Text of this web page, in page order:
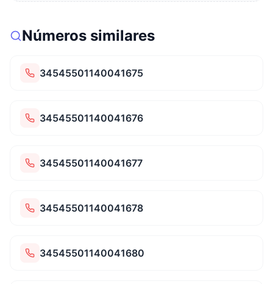
Números similares
34545501140041675
34545501140041676
34545501140041677
34545501140041678
34545501140041680